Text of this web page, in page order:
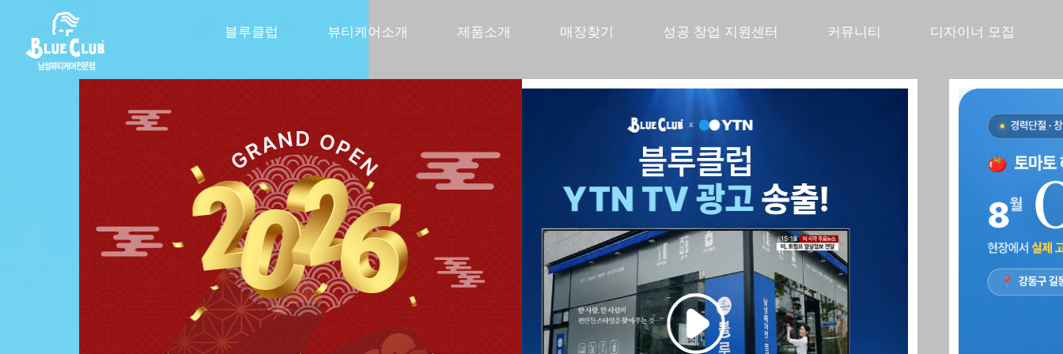
블루클럽 뷰티케어소개 제품소개 매장찾기 성공 창업 지원센터 커뮤니티 디자이너 모집
신제품 스파클링 라인 출신
극강의 시원함을 선사하다
두피 속까지 톡! 쏘는